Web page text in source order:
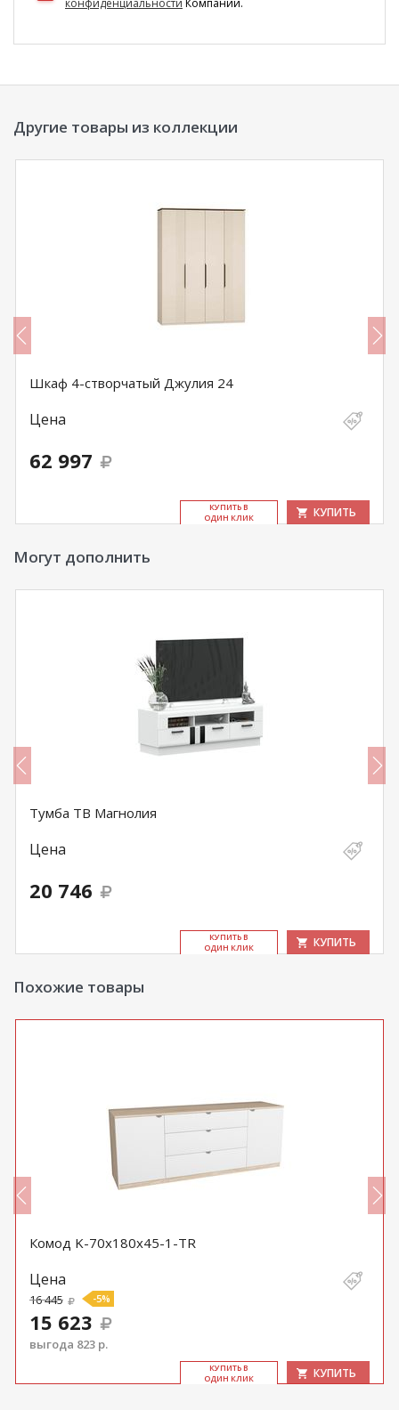
конфиденциальности Компании.
Другие товары из коллекции
Шкаф 4-створчатый Джулия 24
Цена
62 997
КУ­ПИТЬ В
ОДИН КЛИК
КУПИТЬ
Могут дополнить
Тумба ТВ Магнолия
Цена
20 746
КУ­ПИТЬ В
ОДИН КЛИК
КУПИТЬ
Похожие товары
Комод K-70x180x45-1-TR
Цена
16 445 -5%
15 623
выгода 823 р.
КУ­ПИТЬ В
ОДИН КЛИК
КУПИТЬ